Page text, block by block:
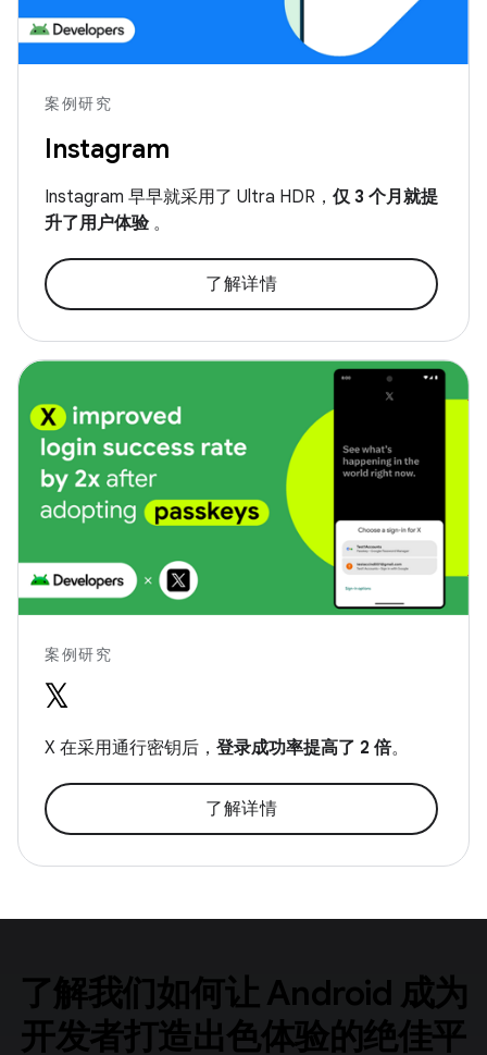
案例研究
Instagram
Instagram 早早就采用了 Ultra HDR， 仅 3 个月就提
升了用户体验 。
了解详情
案例研究
X 在采用通行密钥后， 登录成功率提高了 2 倍。
了解详情
了解我们如何让 Android 成为
开发者打造出色体验的绝佳平